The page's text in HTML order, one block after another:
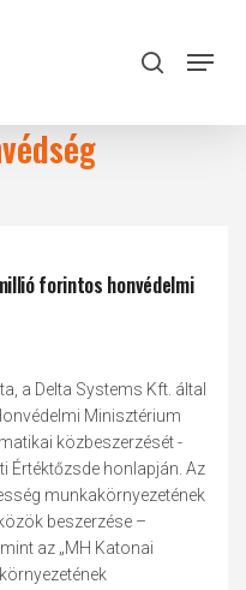
search
Menu
forintos honvédelmi
a Delta Systems Kft. által
Minisztérium
közbeszerzését -
Értéktőzsde honlapján. Az
munkakörnyezetének
beszerzése –
az „MH Katonai
Close